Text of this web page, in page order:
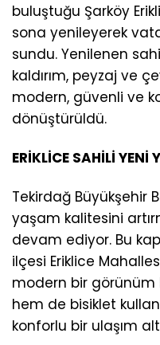
buluştuğu Şarköy
sona yenileyerek
sundu. Yenilenen
kaldırım, peyzaj ve
modern, güvenli ve
dönüştürüldü.
ERİKLİCE SAHİLİ YENİ
Tekirdağ Büyükşehir
yaşam kalitesini
devam ediyor. Bu
ilçesi Eriklice
modern bir görünüm
hem de bisiklet
konforlu bir ulaşım